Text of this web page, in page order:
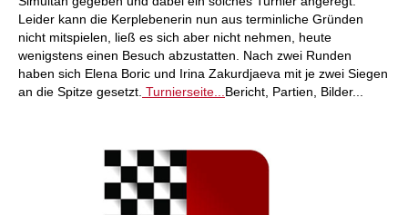
Leider kann die Kerplebenerin nun aus terminliche Gründen
nicht mitspielen, ließ es sich aber nicht nehmen, heute
wenigstens einen Besuch abzustatten. Nach zwei Runden
haben sich Elena Boric und Irina Zakurdjaeva mit je zwei Siegen
an die Spitze gesetzt. Turnierseite... Bericht, Partien, Bilder...